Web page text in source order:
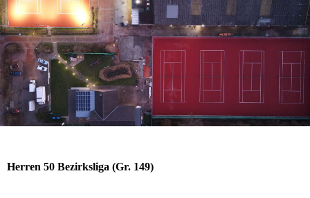
Herren 50 Bezirksliga (Gr. 149)